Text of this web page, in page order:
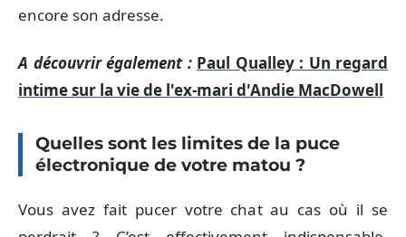
encore son adresse.
A découvrir également : Paul Qualley : Un regard
intime sur la vie de l'ex-mari d'Andie MacDowell
Quelles sont les limites de la puce
électronique de votre matou ?
Vous avez fait pucer votre chat au cas où il se